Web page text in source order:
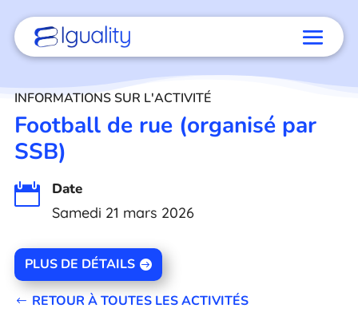
INFORMATIONS SUR L'ACTIVITÉ
Football de rue (organisé par
SSB)

Date
Samedi 21 mars 2026
PLUS DE DÉTAILS
RETOUR À TOUTES LES ACTIVITÉS